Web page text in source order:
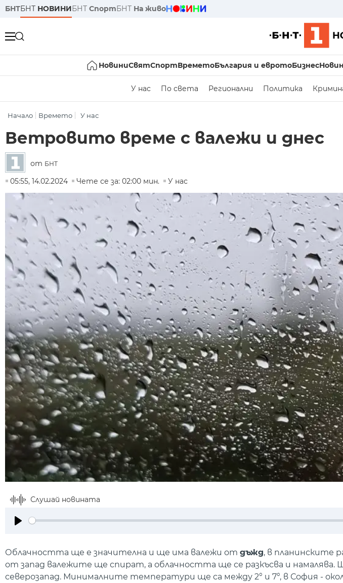
БНТБНТ НОВИНИБНТ СпортБНТ На живо
НовиниСвятСпортВреметоБългария и евротоБизнес
У нас По света Регионални Политика
Начало Времето У нас
Ветровито време с валежи и днес
от БНТ
05:55, 14.02.2024
Чете се за: 02:00 мин. У нас
Слушай новината
Облачността ще е значителна и ще има валежи от дъжд, в планинските
от запад валежите ще спират, а облачността ще се разкъсва и намалява.
северозапад. Минималните температури ще са между 2° и 7°, в София -